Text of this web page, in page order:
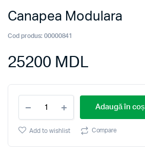
Canapea Modulara
Cod produs: 00000841
25200 MDL
Modulara
quantity
Adaugă în coș
Add to wishlist Compare